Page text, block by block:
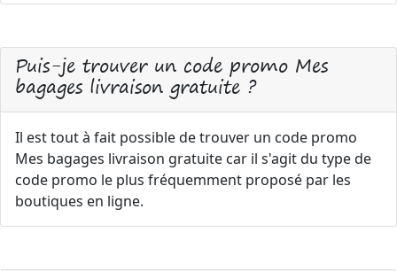
Puis-je trouver un code promo Mes
bagages livraison gratuite ?
Il est tout à fait possible de trouver un code promo
Mes bagages livraison gratuite car il s'agit du type de
code promo le plus fréquemment proposé par les
boutiques en ligne.